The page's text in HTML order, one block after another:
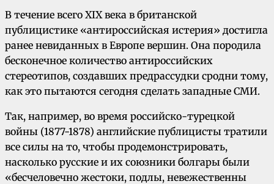
В течение всего XIX века в британской
публицистике «антироссийская истерия» достигла
ранее невиданных в Европе вершин. Она породила
бесконечное количество антироссийских
стереотипов, создавших предрассудки сродни тому,
как это пытаются сегодня сделать западные СМИ.
Так, например, во время российско-турецкой
войны (1877-1878) английские публицисты тратили
все силы на то, чтобы продемонстрировать,
насколько русские и их союзники болгары были
«бесчеловечно жестоки, подлы, невежественны